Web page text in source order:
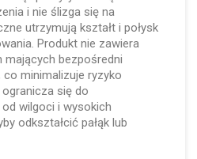
i nie ślizga się na
utrzymują kształt i połysk
Produkt nie zawiera
bezpośredni
co minimalizuje ryzyko
się do
wilgoci i wysokich
odkształcić pałąk lub